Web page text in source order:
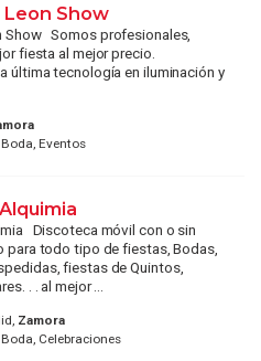
Leon Show
Show Somos profesionales,
fiesta al mejor precio.
última tecnología en iluminación y
Eventos
Discoteca móvil con o sin
para todo tipo de fiestas, Bodas,
fiestas de Quintos,
. . al mejor ...
Zamora
Celebraciones